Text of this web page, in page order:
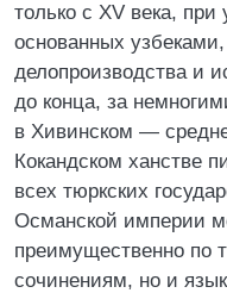
только с XV века, при
основанных
делопроизводства и
до конца, за
в Хивинском —
Кокандском ханстве
всех тюркских
Османской империи
преимущественно по
сочинениям, но и